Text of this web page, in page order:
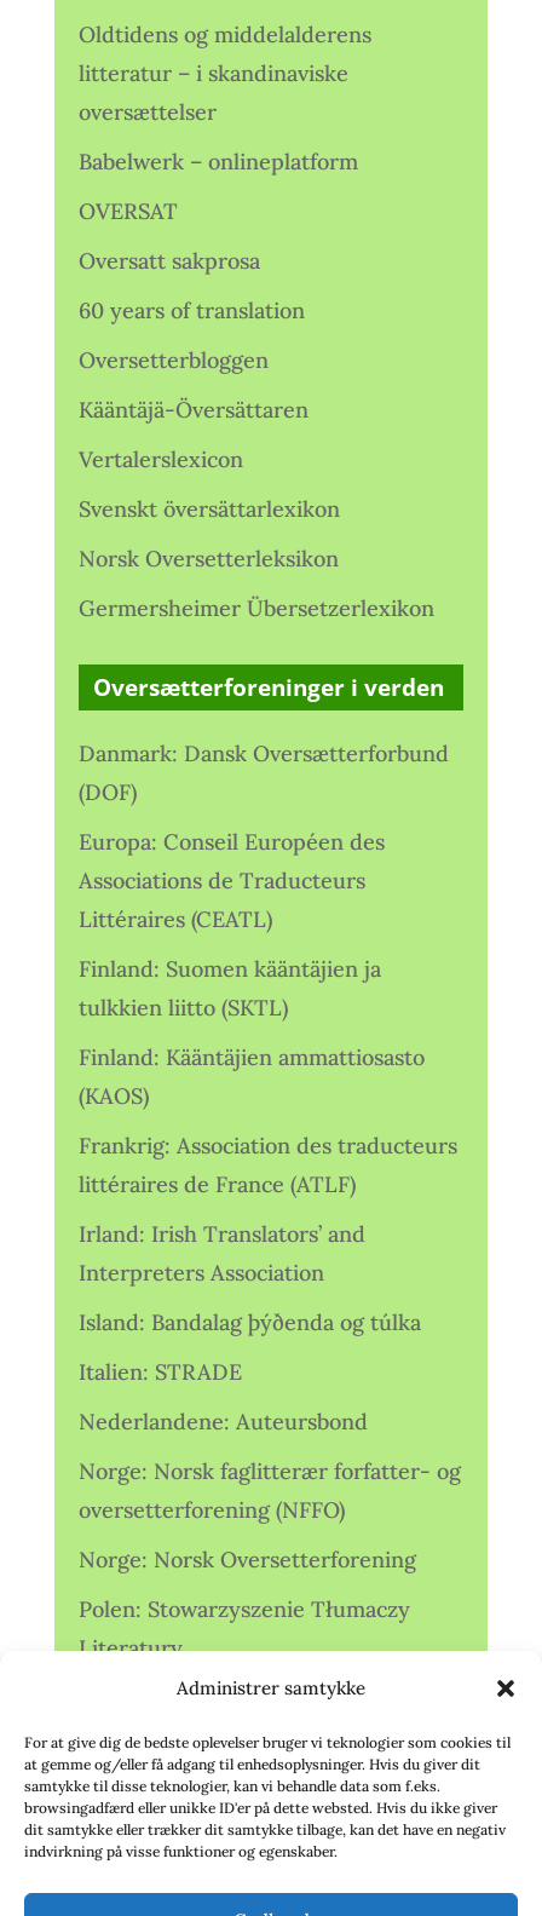
Administrer samtykke
For at give dig de bedste oplevelser bruger vi teknologier som cookies til
at gemme og/eller få adgang til enhedsoplysninger. Hvis du giver dit
samtykke til disse teknologier, kan vi behandle data som f.eks.
browsingadfærd eller unikke ID'er på dette websted. Hvis du ikke giver
dit samtykke eller trækker dit samtykke tilbage, kan det have en negativ
indvirkning på visse funktioner og egenskaber.
Oldtidens og middelalderens
litteratur – i skandinaviske
oversættelser
Babelwerk – onlineplatform
OVERSAT
Oversatt sakprosa
60 years of translation
Oversetterbloggen
Kääntäjä-Översättaren
Vertalerslexicon
Svenskt översättarlexikon
Norsk Oversetterleksikon
Germersheimer Übersetzerlexikon
Oversætterforeninger i verden
Danmark: Dansk Oversætterforbund
(DOF)
Europa: Conseil Européen des
Associations de Traducteurs
Littéraires (CEATL)
Finland: Suomen kääntäjien ja
tulkkien liitto (SKTL)
Finland: Kääntäjien ammattiosasto
(KAOS)
Frankrig: Association des traducteurs
littéraires de France (ATLF)
Irland: Irish Translators’ and
Interpreters Association
Island: Bandalag þýðenda og túlka
Italien: STRADE
Nederlandene: Auteursbond
Norge: Norsk faglitterær forfatter- og
oversetterforening (NFFO)
Norge: Norsk Oversetterforening
Polen: Stowarzyszenie Tłumaczy
Literatury
Storbritannien: Translators
Association (TA)
Sverige: Översättarsektionen (Ö.)
Sverige: Översättarcentrum (ÖC)